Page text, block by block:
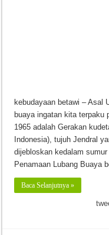
kebudayaan betawi – Asal
buaya ingatan kita terpaku
1965 adalah Gerakan
Indonesia), tujuh Jendral
dijebloskan kedalam
Penamaan Lubang Buaya
Baca Selanjutnya »